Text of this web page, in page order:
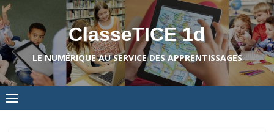
Skip
to
content
ClasseTICE 1d
LE NUMÉRIQUE AU SERVICE DES APPRENTISSAGES